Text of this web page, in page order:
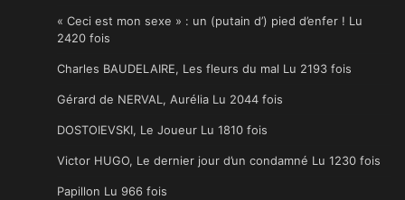
« Ceci est mon sexe » : un (putain d’) pied d’enfer ! Lu
2420 fois
Charles BAUDELAIRE, Les fleurs du mal Lu 2193 fois
Gérard de NERVAL, Aurélia Lu 2044 fois
DOSTOIEVSKI, Le Joueur Lu 1810 fois
Victor HUGO, Le dernier jour d’un condamné Lu 1230 fois
Papillon Lu 966 fois